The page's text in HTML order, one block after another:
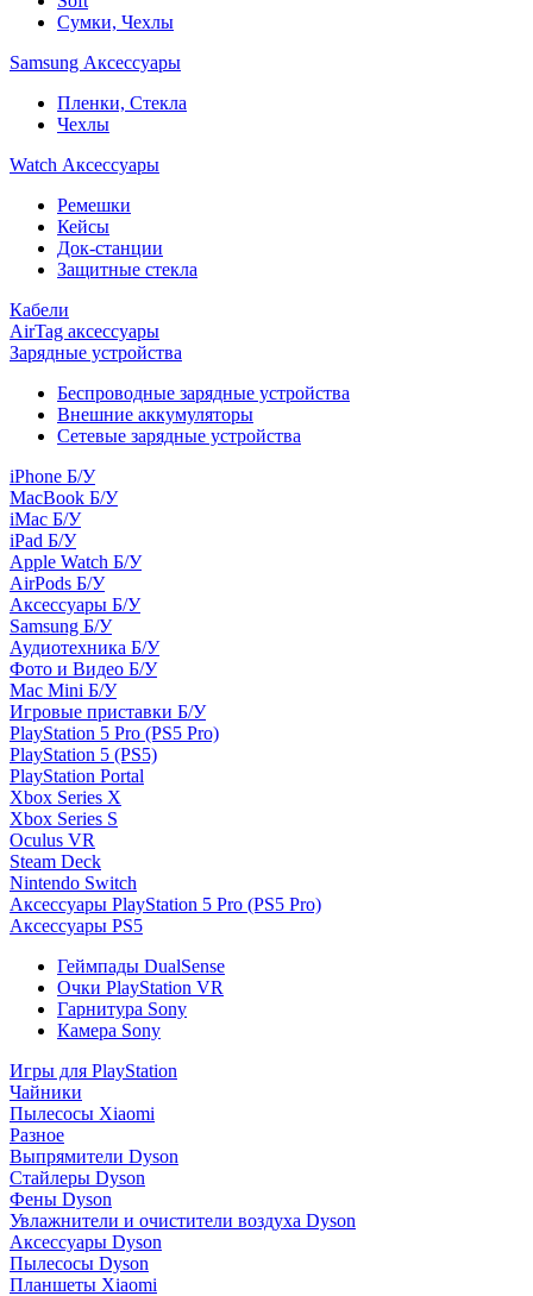
Сумки, Чехлы
Samsung Аксессуары
Пленки, Стекла
Чехлы
Watch Аксессуары
Ремешки
Кейсы
Док-станции
Защитные стекла
Кабели
AirTag аксессуары
Зарядные устройства
Беспроводные зарядные устройства
Внешние аккумуляторы
Сетевые зарядные устройства
iPhone Б/У
MacBook Б/У
iMac Б/У
iPad Б/У
Apple Watch Б/У
AirPods Б/У
Аксессуары Б/У
Samsung Б/У
Аудиотехника Б/У
Фото и Видео Б/У
Mac Mini Б/У
Игровые приставки Б/У
PlayStation 5 Pro (PS5 Pro)
PlayStation 5 (PS5)
PlayStation Portal
Xbox Series X
Xbox Series S
Oculus VR
Steam Deck
Nintendo Switch
Аксессуары PlayStation 5 Pro (PS5 Pro)
Аксессуары PS5
Геймпады DualSense
Очки PlayStation VR
Гарнитура Sony
Камера Sony
Игры для PlayStation
Чайники
Пылесосы Xiaomi
Разное
Выпрямители Dyson
Стайлеры Dyson
Фены Dyson
Увлажнители и очистители воздуха Dyson
Аксессуары Dyson
Пылесосы Dyson
Планшеты Xiaomi